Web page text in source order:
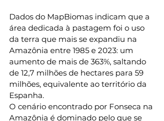
Dados do MapBiomas indicam que a
área dedicada à pastagem foi o uso
da terra que mais se expandiu na
Amazônia entre 1985 e 2023: um
aumento de mais de 363%, saltando
de 12,7 milhões de hectares para 59
milhões, equivalente ao território da
Espanha.
O cenário encontrado por Fonseca na
Amazônia é dominado pelo que se